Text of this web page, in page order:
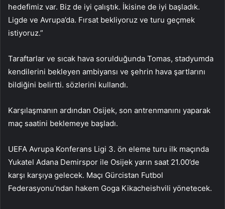
hedefimiz var. Biz de iyi çalıştık. İkisine de iyi başladık.
Ligde ve Avrupa’da. Fırsat bekliyoruz ve turu geçmek
istiyoruz.”
Taraftarlar ve sıcak hava sorulduğunda Tomas, stadyumda
kendilerini bekleyen ambiyansı ve şehrin hava şartlarını
bildiğini belirtti. sözlerini kullandı.
Karşılaşmanın ardından Osijek, son antrenmanını yaparak
maç saatini beklemeye başladı.
UEFA Avrupa Konferans Ligi 3. ön eleme turu ilk maçında
Yukatel Adana Demirspor ile Osijek yarın saat 21.00’de
karşı karşıya gelecek. Maçı Gürcistan Futbol
Federasyonu’ndan hakem Goga Kikacheishvili yönetecek.